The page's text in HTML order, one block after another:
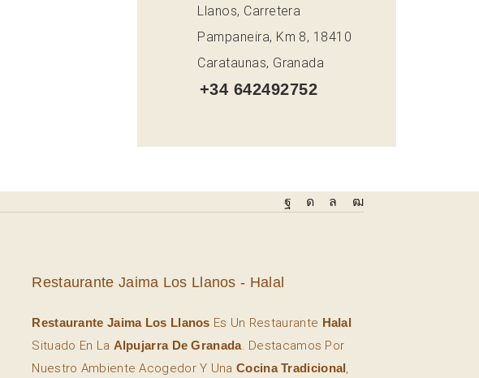
Llanos, Carretera
Pampaneira, Km 8, 18410
Carataunas, Granada
+34 642492752
Restaurante Jaima Los Llanos - Halal
Restaurante Jaima Los Llanos Es Un Restaurante Halal
Situado En La Alpujarra De Granada. Destacamos Por
Nuestro Ambiente Acogedor Y Una Cocina Tradicional,